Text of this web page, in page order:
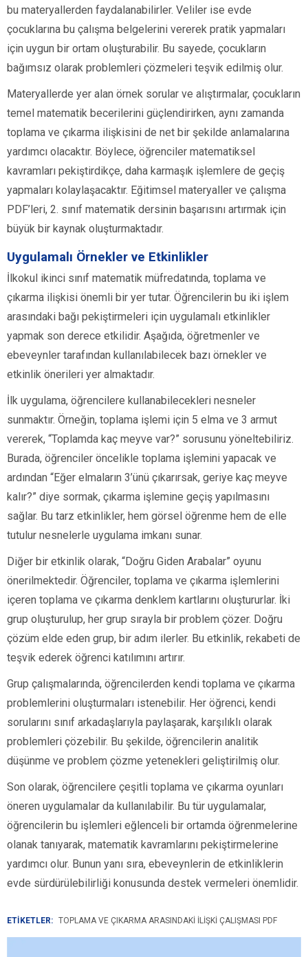
bu materyallerden faydalanabilirler. Veliler ise evde
çocuklarına bu çalışma belgelerini vererek pratik yapmaları
için uygun bir ortam oluşturabilir. Bu sayede, çocukların
bağımsız olarak problemleri çözmeleri teşvik edilmiş olur.
Materyallerde yer alan örnek sorular ve alıştırmalar, çocukların
temel matematik becerilerini güçlendirirken, aynı zamanda
toplama ve çıkarma ilişkisini de net bir şekilde anlamalarına
yardımcı olacaktır. Böylece, öğrenciler matematiksel
kavramları pekiştirdikçe, daha karmaşık işlemlere de geçiş
yapmaları kolaylaşacaktır. Eğitimsel materyaller ve çalışma
PDF’leri, 2. sınıf matematik dersinin başarısını artırmak için
büyük bir kaynak oluşturmaktadır.
Uygulamalı Örnekler ve Etkinlikler
İlkokul ikinci sınıf matematik müfredatında, toplama ve
çıkarma ilişkisi önemli bir yer tutar. Öğrencilerin bu iki işlem
arasındaki bağı pekiştirmeleri için uygulamalı etkinlikler
yapmak son derece etkilidir. Aşağıda, öğretmenler ve
ebeveynler tarafından kullanılabilecek bazı örnekler ve
etkinlik önerileri yer almaktadır.
İlk uygulama, öğrencilere kullanabilecekleri nesneler
sunmaktır. Örneğin, toplama işlemi için 5 elma ve 3 armut
vererek, “Toplamda kaç meyve var?” sorusunu yöneltebiliriz.
Burada, öğrenciler öncelikle toplama işlemini yapacak ve
ardından “Eğer elmaların 3’ünü çıkarırsak, geriye kaç meyve
kalır?” diye sormak, çıkarma işlemine geçiş yapılmasını
sağlar. Bu tarz etkinlikler, hem görsel öğrenme hem de elle
tutulur nesnelerle uygulama imkanı sunar.
Diğer bir etkinlik olarak, “Doğru Giden Arabalar” oyunu
önerilmektedir. Öğrenciler, toplama ve çıkarma işlemlerini
içeren toplama ve çıkarma denklem kartlarını oluştururlar. İki
grup oluşturulup, her grup sırayla bir problem çözer. Doğru
çözüm elde eden grup, bir adım ilerler. Bu etkinlik, rekabeti de
teşvik ederek öğrenci katılımını artırır.
Grup çalışmalarında, öğrencilerden kendi toplama ve çıkarma
problemlerini oluşturmaları istenebilir. Her öğrenci, kendi
sorularını sınıf arkadaşlarıyla paylaşarak, karşılıklı olarak
problemleri çözebilir. Bu şekilde, öğrencilerin analitik
düşünme ve problem çözme yetenekleri geliştirilmiş olur.
Son olarak, öğrencilere çeşitli toplama ve çıkarma oyunları
öneren uygulamalar da kullanılabilir. Bu tür uygulamalar,
öğrencilerin bu işlemleri eğlenceli bir ortamda öğrenmelerine
olanak tanıyarak, matematik kavramlarını pekiştirmelerine
yardımcı olur. Bunun yanı sıra, ebeveynlerin de etkinliklerin
evde sürdürülebilirliği konusunda destek vermeleri önemlidir.
ETİKETLER: TOPLAMA VE ÇIKARMA ARASINDAKI İLIŞKI ÇALIŞMASI PDF